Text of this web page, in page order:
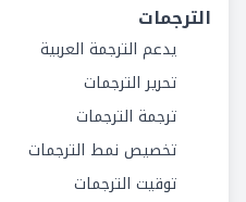
الترجمات
يدعم الترجمة العربية
تحرير الترجمات
ترجمة الترجمات
تخصيص نمط الترجمات
توقيت الترجمات